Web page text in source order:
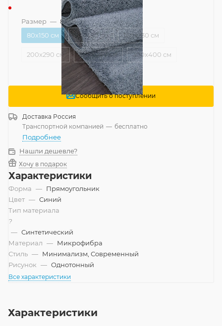
Размер — 80x150 см
80x150 см
120x180 см 160x230 см
200x290 см 240x340 см 300x400 см
Сообщить о поступлении
Доставка Россия
Транспортной компанией — бесплатно
Подробнее
Нашли дешевле?
Хочу в подарок
Характеристики
Форма — Прямоугольник
Цвет — Синий
Тип материала
?
— Синтетический
Материал — Микрофибра
Стиль — Минимализм, Современный
Рисунок — Однотонный
Все характеристики
Характеристики